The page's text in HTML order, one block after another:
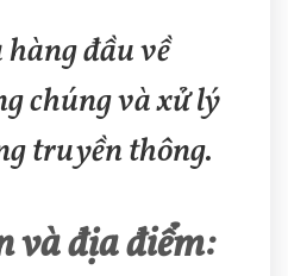
đầu về
chúng và xử lý
truyền thông.
và địa điểm: